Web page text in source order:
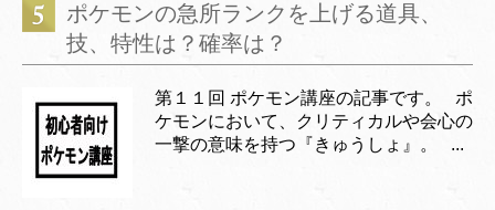
ポケモンの急所ランクを上げる道具、
技、特性は？確率は？
第１１回 ポケモン講座の記事です。 ポ
ケモンにおいて、クリティカルや会心の
一撃の意味を持つ『きゅうしょ』。 ...